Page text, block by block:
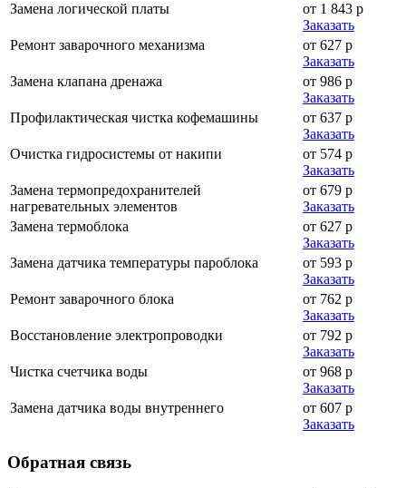
Замена логической платы
от 1 843 р
Заказать
Ремонт заварочного механизма
от 627 р
Заказать
Замена клапана дренажа
от 986 р
Заказать
Профилактическая чистка кофемашины
от 637 р
Заказать
Очистка гидросистемы от накипи
от 574 р
Заказать
Замена термопредохранителей
нагревательных элементов
от 679 р
Заказать
Замена термоблока
от 627 р
Заказать
Замена датчика температуры пароблока
от 593 р
Заказать
Ремонт заварочного блока
от 762 р
Заказать
Восстановление электропроводки
от 792 р
Заказать
Чистка счетчика воды
от 968 р
Заказать
Замена датчика воды внутреннего
от 607 р
Заказать
Обратная связь